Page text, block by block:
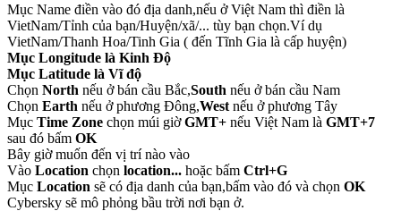
Mục Name điền vào đó địa danh,nếu ở Việt Nam thì điền là
VietNam/Tỉnh của bạn/Huyện/xã/... tùy bạn chọn.Ví dụ
VietNam/Thanh Hoa/Tinh Gia ( đến Tĩnh Gia là cấp huyện)
Mục Longitude là Kinh Độ
Mục Latitude là Vĩ độ
Chọn North nếu ở bán cầu Bắc,South nếu ở bán cầu Nam
Chọn Earth nếu ở phương Đông,West nếu ở phương Tây
Mục Time Zone chọn múi giờGMT+ nếu Việt Nam là GMT+7
sau đó bấm OK
Bây giờ muốn đến vị trí nào vào
Vào Location chọn location... hoặc bấm Ctrl+G
Mục Location sẽ có địa danh của bạn,bấm vào đó và chọn OK
Cybersky sẽ mô phỏng bầu trời nơi bạn ở.